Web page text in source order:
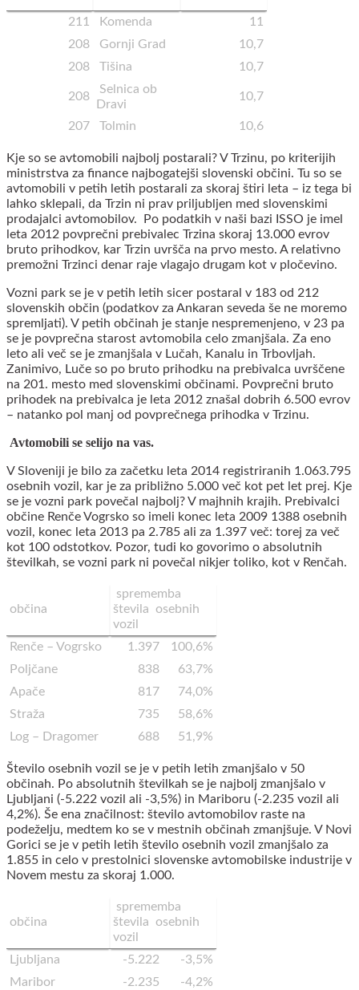
211 Komenda
11
208
Gornji Grad
10,7
208
Tišina 10,7
208
Selnica ob
Dravi
10,7
207 Tolmin 10,6
Kje so se avtomobili najbolj postarali? V Trzinu, po kriterijih
ministrstva za finance najbogatejši slovenski občini. Tu so se
avtomobili v petih letih postarali za skoraj štiri leta – iz tega bi
lahko sklepali, da Trzin ni prav priljubljen med slovenskimi
prodajalci avtomobilov. Po podatkih v naši bazi ISSO je imel
leta 2012 povprečni prebivalec Trzina skoraj 13.000 evrov
bruto prihodkov, kar Trzin uvršča na prvo mesto. A relativno
premožni Trzinci denar raje vlagajo drugam kot v pločevino.
Vozni park se je v petih letih sicer postaral v 183 od 212
slovenskih občin (podatkov za Ankaran seveda še ne moremo
spremljati). V petih občinah je stanje nespremenjeno, v 23 pa
se je povprečna starost avtomobila celo zmanjšala. Za eno
leto ali več se je zmanjšala v Lučah, Kanalu in Trbovljah.
Zanimivo, Luče so po bruto prihodku na prebivalca uvrščene
na 201. mesto med slovenskimi občinami. Povprečni bruto
prihodek na prebivalca je leta 2012 znašal dobrih 6.500 evrov
– natanko pol manj od povprečnega prihodka v Trzinu.
Avtomobili se selijo na vas.
V Sloveniji je bilo za začetku leta 2014 registriranih 1.063.795
osebnih vozil, kar je za približno 5.000 več kot pet let prej. Kje
se je vozni park povečal najbolj? V majhnih krajih. Prebivalci
občine Renče Vogrsko so imeli konec leta 2009 1388 osebnih
vozil, konec leta 2013 pa 2.785 ali za 1.397 več: torej za več
kot 100 odstotkov. Pozor, tudi ko govorimo o absolutnih
številkah, se vozni park ni povečal nikjer toliko, kot v Renčah.
občina
sprememba
števila osebnih
vozil
Renče – Vogrsko
1.397
100,6%
Poljčane
838
63,7%
Apače
817
74,0%
Straža
735
58,6%
Log – Dragomer
688 51,9%
Število osebnih vozil se je v petih letih zmanjšalo v 50
občinah. Po absolutnih številkah se je najbolj zmanjšalo v
Ljubljani (-5.222 vozil ali -3,5%) in Mariboru (-2.235 vozil ali
4,2%). Še ena značilnost: število avtomobilov raste na
podeželju, medtem ko se v mestnih občinah zmanjšuje. V Novi
Gorici se je v petih letih število osebnih vozil zmanjšalo za
1.855 in celo v prestolnici slovenske avtomobilske industrije v
Novem mestu za skoraj 1.000.
občina
sprememba
števila osebnih
vozil
Ljubljana
-5.222
-3,5%
Maribor
-2.235
-4,2%